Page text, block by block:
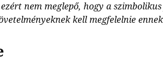
nem meglepő, hogy a
kell megfelelnie